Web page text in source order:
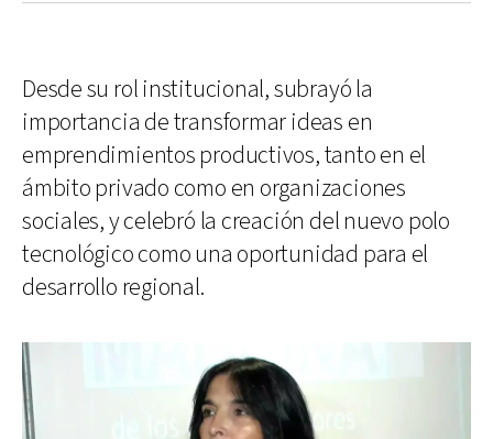
Desde su rol institucional, subrayó la
importancia de transformar ideas en
emprendimientos productivos, tanto en el
ámbito privado como en organizaciones
sociales, y celebró la creación del nuevo polo
tecnológico como una oportunidad para el
desarrollo regional.